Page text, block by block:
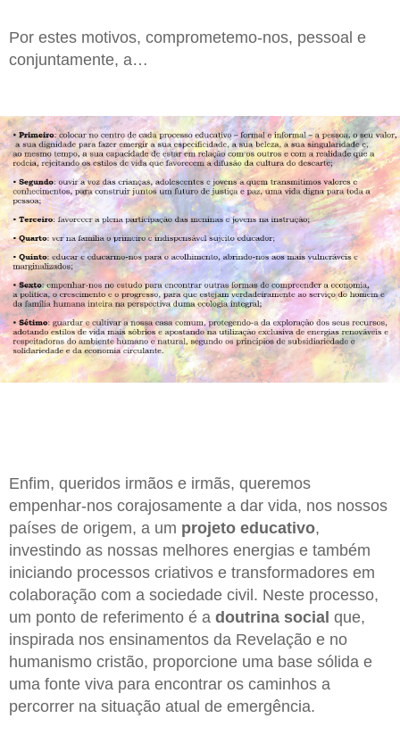
Por estes motivos, comprometemo-nos, pessoal e
conjuntamente, a…
Enfim, queridos irmãos e irmãs, queremos
empenhar-nos corajosamente a dar vida, nos nossos
países de origem, a um projeto educativo,
investindo as nossas melhores energias e também
iniciando processos criativos e transformadores em
colaboração com a sociedade civil. Neste processo,
um ponto de referimento é a doutrina social que,
inspirada nos ensinamentos da Revelação e no
humanismo cristão, proporcione uma base sólida e
uma fonte viva para encontrar os caminhos a
percorrer na situação atual de emergência.